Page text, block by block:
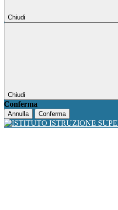
Chiudi
Chiudi
Conferma
Annulla Conferma